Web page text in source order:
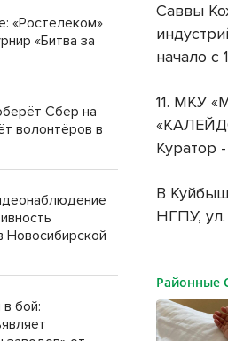
Саввы
начало с
11. МКУ
Куратор
В
НГПУ,
Районные
«Ростелеком»
«Битва за
Сбер на
волонтёров в
Новосибирской
бой: